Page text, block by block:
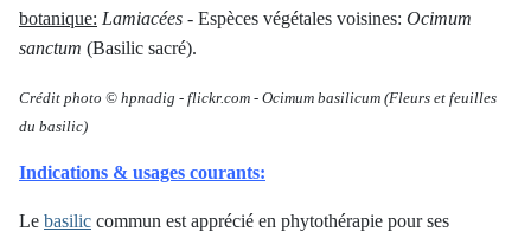
botanique: Lamiacées - Espèces végétales voisines: Ocimum
sanctum (Basilic sacré).
Crédit photo © hpnadig - flickr.com - Ocimum basilicum (Fleurs et feuilles
du basilic)
Indications & usages courants:
Le basilic commun est apprécié en phytothérapie pour ses